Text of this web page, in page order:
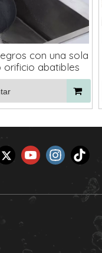
con una sola
orificio abatibles